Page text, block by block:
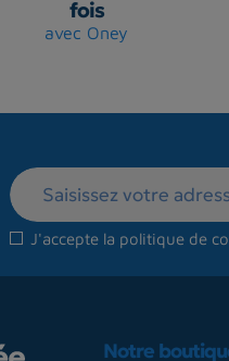
fois
avec Oney
J'accepte la politique de
Notre